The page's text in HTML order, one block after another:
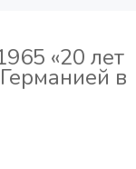
«20 лет
в